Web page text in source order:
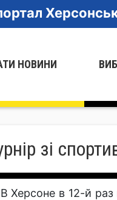
НОВИНИ
зі
В Херсоне в 12-й